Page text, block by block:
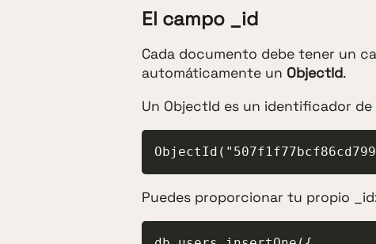
El campo _id
Cada documento debe tener un
automáticamente un ObjectId.
Un ObjectId es un identificador
Puedes proporcionar tu propio